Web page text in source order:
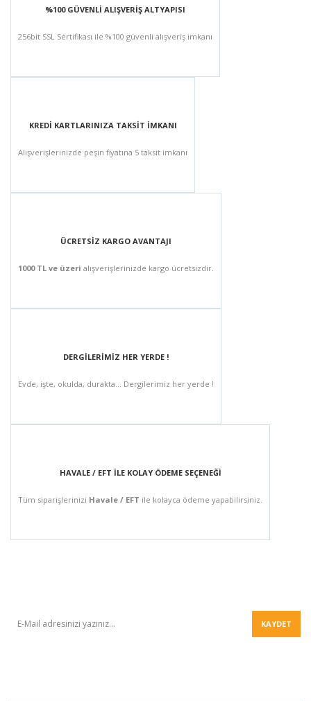
%100 GÜVENLİ ALIŞVERİŞ ALTYAPISI
256bit SSL Sertifikası ile %100 güvenli alışveriş imkanı
KREDİ KARTLARINIZA TAKSİT İMKANI
Alışverişlerinizde peşin fiyatına 5 taksit imkanı
ÜCRETSİZ KARGO AVANTAJI
1000 TL ve üzeri alışverişlerinizde kargo ücretsizdir.
DERGİLERİMİZ HER YERDE !
Evde, işte, okulda, durakta... Dergilerimiz her yerde !
HAVALE / EFT İLE KOLAY ÖDEME SEÇENEĞİ
Tüm siparişlerinizi Havale / EFT ile kolayca ödeme yapabilirsiniz.
KAYDET